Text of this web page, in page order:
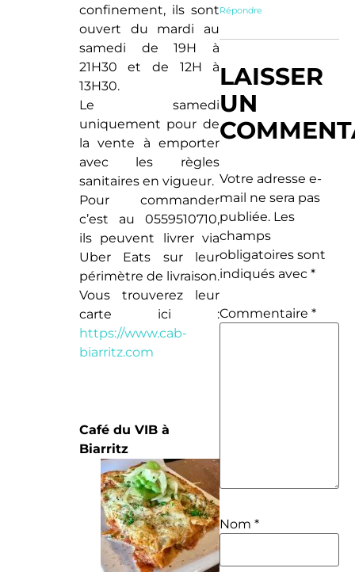
confinement, ils sont
ouvert du mardi au
samedi de 19H à
21H30 et de 12H à
13H30.
Le samedi
uniquement pour de
la vente à emporter
avec les règles
sanitaires en vigueur.
Pour commander
c’est au 0559510710,
ils peuvent livrer via
Uber Eats sur leur
périmètre de livraison.
Vous trouverez leur
carte ici :
https://www.cab-
biarritz.com
Café du VIB à
Biarritz
Répondre
LAISSER
UN
Votre adresse e-
mail ne sera pas
publiée. Les
champs
obligatoires sont
indiqués avec*
Commentaire*
Nom*